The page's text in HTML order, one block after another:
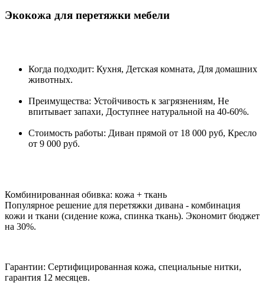
Экокожа для перетяжки мебели
Когда подходит: Кухня, Детская комната, Для домашних
животных.
Преимущества: Устойчивость к загрязнениям, Не
впитывает запахи, Доступнее натуральной на 40-60%.
Стоимость работы: Диван прямой от 18 000 руб, Кресло
от 9 000 руб.
Комбинированная обивка: кожа + ткань
Популярное решение для перетяжки дивана - комбинация
кожи и ткани (сидение кожа, спинка ткань). Экономит бюджет
на 30%.
Гарантии: Сертифицированная кожа, специальные нитки,
гарантия 12 месяцев.